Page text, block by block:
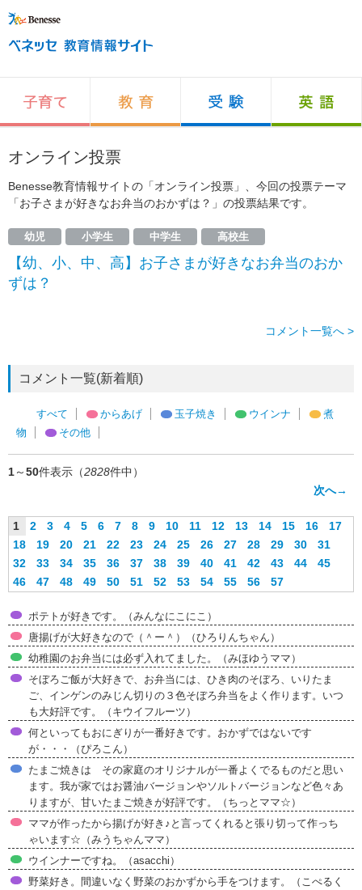
オンライン投票
Benesse教育情報サイトの「オンライン投票」、今回の投票テーマ
「お子さまが好きなお弁当のおかずは？」の投票結果です。
幼児 小学生 中学生 高校生
【幼、小、中、高】お子さまが好きなお弁当のおか
ずは？
コメント一覧へ >
コメント一覧(新着順)
すべて からあげ 玉子焼き ウインナ
煮
物
その他
1～50件表示（2828件中）
次へ→
1 2 3 4 5 6 7 8 9 10 11 12 13 14 15 16
17
18
19 20 21 22 23 24 25 26 27 28 29 30
31
32
33 34 35 36 37 38 39 40 41 42 43 44
45
46
47 48 49 50 51 52 53 54 55 56 57
ポテトが好きです。（みんなにこにこ）
唐揚げが大好きなので（＾ー＾）（ひろりんちゃん）
幼稚園のお弁当には必ず入れてました。（みほゆうママ）
そぼろご飯が大好きで、お弁当には、ひき肉のそぼろ、いりたま
ご、インゲンのみじん切りの３色そぼろ弁当をよく作ります。いつ
も大好評です。（キウイフルーツ）
何といってもおにぎりが一番好きです。おかずではないです
が・・・（ぴろこん）
たまご焼きは その家庭のオリジナルが一番よくでるものだと思い
ます。我が家ではお醤油バージョンやソルトバージョンなど色々あ
りますが、甘いたまご焼きが好評です。（ちっとママ☆）
ママが作ったから揚げが好き♪と言ってくれると張り切って作っち
ゃいます☆（みうちゃんママ）
ウインナーですね。（asacchi）
野菜好き。間違いなく野菜のおかずから手をつけます。（こぺるく